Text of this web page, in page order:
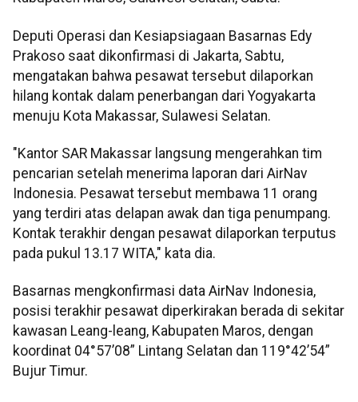
Deputi Operasi dan Kesiapsiagaan Basarnas Edy
Prakoso saat dikonfirmasi di Jakarta, Sabtu,
mengatakan bahwa pesawat tersebut dilaporkan
hilang kontak dalam penerbangan dari Yogyakarta
menuju Kota Makassar, Sulawesi Selatan.
"Kantor SAR Makassar langsung mengerahkan tim
pencarian setelah menerima laporan dari AirNav
Indonesia. Pesawat tersebut membawa 11 orang
yang terdiri atas delapan awak dan tiga penumpang.
Kontak terakhir dengan pesawat dilaporkan terputus
pada pukul 13.17 WITA," kata dia.
Basarnas mengkonfirmasi data AirNav Indonesia,
posisi terakhir pesawat diperkirakan berada di sekitar
kawasan Leang-leang, Kabupaten Maros, dengan
koordinat 04°57’08” Lintang Selatan dan 119°42’54”
Bujur Timur.